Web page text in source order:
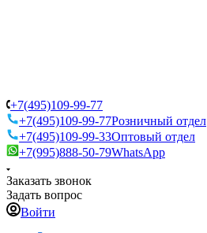
+7(495)109-99-77
+7(495)109-99-77Розничный отдел
+7(495)109-99-33Оптовый отдел
+7(995)888-50-79WhatsApp
Заказать звонок
Задать вопрос
Войти